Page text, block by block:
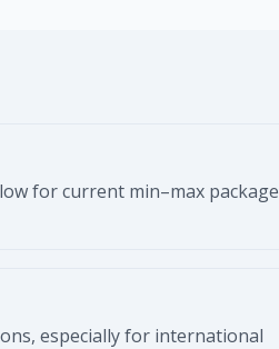
for current min–max package
especially for international